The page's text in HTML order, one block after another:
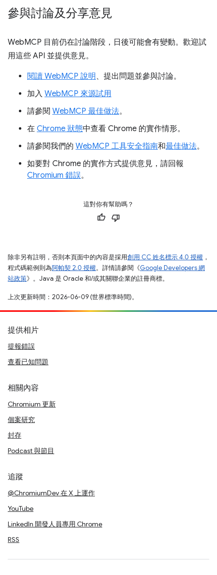
參與討論及分享意見
WebMCP 目前仍在討論階段，日後可能會有變動。歡迎試
用這些 API 並提供意見。
閱讀 WebMCP 說明 、提出問題並參與討論。
加入 WebMCP 來源試用
請參閱 WebMCP 最佳做法。
在 Chrome 狀態中查看 Chrome 的實作情形。
請參閱我們的 WebMCP 工具安全指南和最佳做法。
如要對 Chrome 的實作方式提供意見，請回報
Chromium 錯誤。
這對你有幫助嗎？
除非另有註明，否則本頁面中的內容是採用創用 CC 姓名標示 4.0 授權 ，
程式碼範例則為阿帕契 2.0 授權。詳情請參閱《Google Developers 網
站政策》。Java 是 Oracle 和/或其關聯企業的註冊商標。
上次更新時間：2026-06-09 (世界標準時間)。
提供相片
提報錯誤
查看已知問題
相關內容
Chromium 更新
個案研究
封存
Podcast 與節目
追蹤
@ChromiumDev 在 X 上運作
YouTube
LinkedIn 開發人員專用 Chrome
RSS